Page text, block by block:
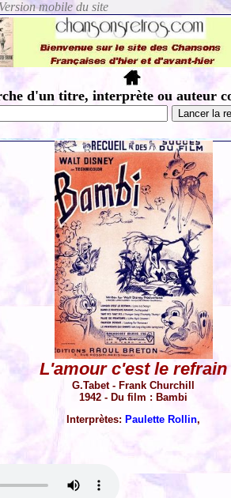
d'un titre, interprète ou auteur
L'amour c'est le refrain
G.Tabet - Frank Churchill
1942 - Du film : Bambi
Interprètes:Paulette Rollin,